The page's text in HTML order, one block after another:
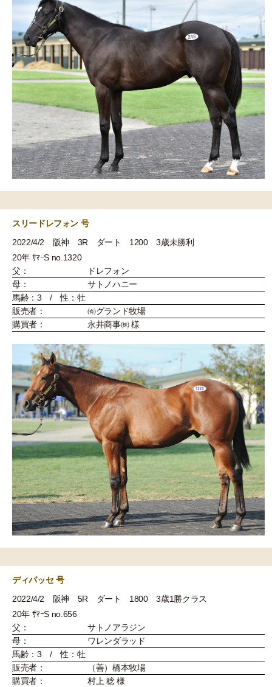
スリードレフォン 号
2022/4/2 阪神 3R ダート 1200 3歳未勝利
20年 ｻﾏｰS no.1320
父：
ドレフォン
母：
サトノハニー
馬齢：3 / 性：牡
販売者：
㈲グランド牧場
購買者：
永井商事㈱ 様
ディパッセ 号
2022/4/2 阪神 5R ダート 1800 3歳1勝クラス
20年 ｻﾏｰS no.656
父：
サトノアラジン
母：
ワレンダラッド
馬齢：3 / 性：牡
販売者：
（善）橋本牧場
購買者：
村上 稔 様